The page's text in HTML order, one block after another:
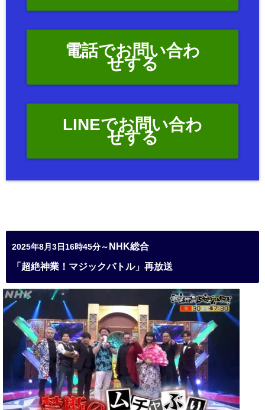
電話でお問い合わ
せする
LINEでお問い合わ
せする
2025年8月3日16時45分～ NHK総合
「超絶神業！マジックバトル」再放送